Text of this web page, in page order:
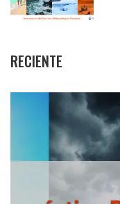
RECIENTE